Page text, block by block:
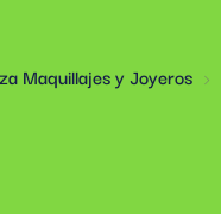
Maquillajes y Joyeros